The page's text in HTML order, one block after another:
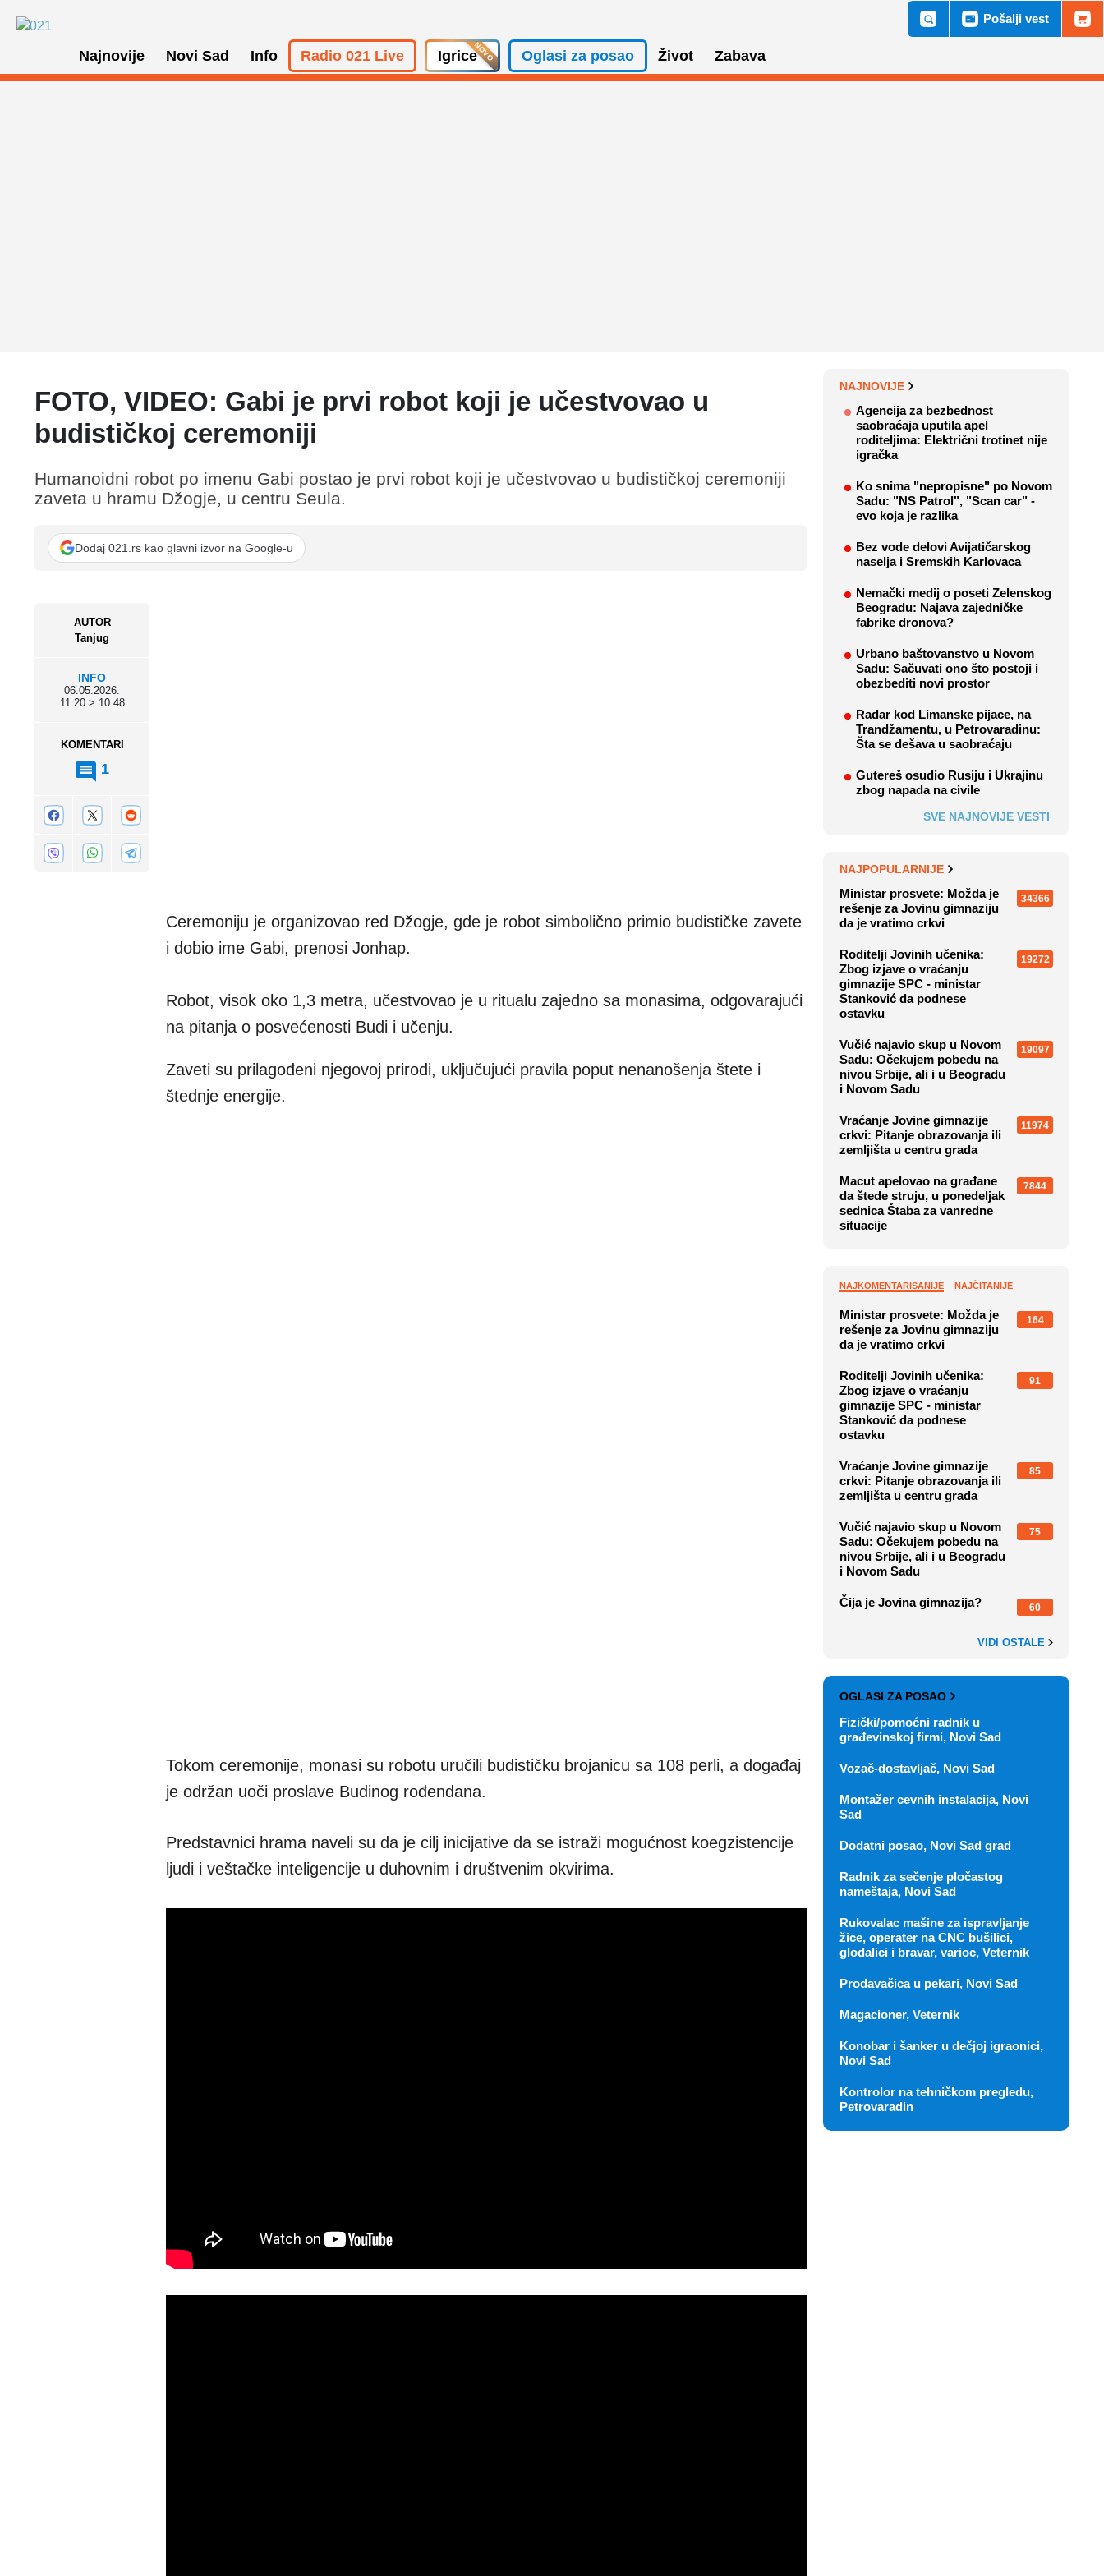
Najnovije Novi Sad Info Radio 021 Live Igrice Oglasi za posao Život Zabava
Pošalji vest
FOTO, VIDEO: Gabi je prvi robot koji je učestvovao u
budističkoj ceremoniji
AUTOR
Tanjug
INFO
06.05.2026.
11:20 > 10:48
KOMENTARI
1
Humanoidni robot po imenu Gabi postao je prvi robot koji je učestvovao u budističkoj ceremoniji
zaveta u hramu Džogje, u centru Seula.
Dodaj 021.rs kao glavni izvor na Google-u
Ceremoniju je organizovao red Džogje, gde je robot simbolično primio budističke zavete
i dobio ime Gabi, prenosi Jonhap.
Robot, visok oko 1,3 metra, učestvovao je u ritualu zajedno sa monasima, odgovarajući
na pitanja o posvećenosti Budi i učenju.
Zaveti su prilagođeni njegovoj prirodi, uključujući pravila poput nenanošenja štete i
štednje energije.
Tokom ceremonije, monasi su robotu uručili budističku brojanicu sa 108 perli, a događaj
je održan uoči proslave Budinog rođendana.
Predstavnici hrama naveli su da je cilj inicijative da se istraži mogućnost koegzistencije
ljudi i veštačke inteligencije u duhovnim i društvenim okvirima.
NAJNOVIJE
Agencija za bezbednost
saobraćaja uputila apel
roditeljima: Električni trotinet nije
igračka
Ko snima "nepropisne" po Novom
Sadu: "NS Patrol", "Scan car" -
evo koja je razlika
Bez vode delovi Avijatičarskog
naselja i Sremskih Karlovaca
Nemački medij o poseti Zelenskog
Beogradu: Najava zajedničke
fabrike dronova?
Urbano baštovanstvo u Novom
Sadu: Sačuvati ono što postoji i
obezbediti novi prostor
Radar kod Limanske pijace, na
Trandžamentu, u Petrovaradinu:
Šta se dešava u saobraćaju
Gutereš osudio Rusiju i Ukrajinu
zbog napada na civile
SVE NAJNOVIJE VESTI
NAJPOPULARNIJE
Ministar prosvete: Možda je
rešenje za Jovinu gimnaziju
da je vratimo crkvi
34366
Roditelji Jovinih učenika:
Zbog izjave o vraćanju
gimnazije SPC - ministar
Stanković da podnese
ostavku
19272
Vučić najavio skup u Novom
Sadu: Očekujem pobedu na
nivou Srbije, ali i u Beogradu
i Novom Sadu
19097
Vraćanje Jovine gimnazije
crkvi: Pitanje obrazovanja ili
zemljišta u centru grada
11974
Macut apelovao na građane
da štede struju, u ponedeljak
sednica Štaba za vanredne
situacije
7844
NAJKOMENTARISANIJE NAJČITANIJE
Ministar prosvete: Možda je
rešenje za Jovinu gimnaziju
da je vratimo crkvi
164
Roditelji Jovinih učenika:
Zbog izjave o vraćanju
gimnazije SPC - ministar
Stanković da podnese
ostavku
91
Vraćanje Jovine gimnazije
crkvi: Pitanje obrazovanja ili
zemljišta u centru grada
85
Vučić najavio skup u Novom
Sadu: Očekujem pobedu na
nivou Srbije, ali i u Beogradu
i Novom Sadu
75
Čija je Jovina gimnazija? 60
VIDI OSTALE
OGLASI ZA POSAO
Fizički/pomoćni radnik u
građevinskoj firmi, Novi Sad
Vozač-dostavljač, Novi Sad
Montažer cevnih instalacija, Novi
Sad
Dodatni posao, Novi Sad grad
Radnik za sečenje pločastog
nameštaja, Novi Sad
Rukovalac mašine za ispravljanje
žice, operater na CNC bušilici,
glodalici i bravar, varioc, Veternik
Prodavačica u pekari, Novi Sad
Magacioner, Veternik
Konobar i šanker u dečjoj igraonici,
Novi Sad
Kontrolor na tehničkom pregledu,
Petrovaradin